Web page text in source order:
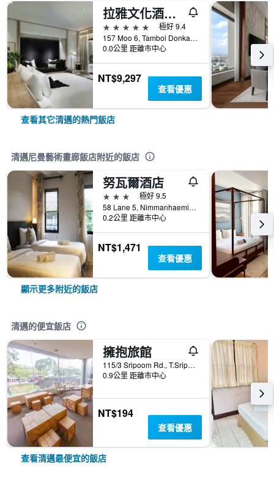
拉雅文化酒店- Sha Plus
5星級
極好 9.4
157 Moo 6, Tambol Donkaew, 清邁, 泰國
0.0公里 距離市中心
NT$9,297
查看優惠
查看其它清邁的熱門飯店
清邁尼曼藝術畫廊飯店附近的飯店
努瓦爾酒店
3星級
極好 9.5
58 Lane 5, Nimmanhaeminda Road, 清邁, 泰國
0.2公里 距離市中心
NT$1,471
查看優惠
顯示更多附近的飯店
清邁的便宜飯店
擁抱旅館
115/3 Sripoom Rd., T.Sripoom, 清邁, 泰國
0.9公里 距離市中心
NT$194
查看優惠
查看清邁最便宜的飯店